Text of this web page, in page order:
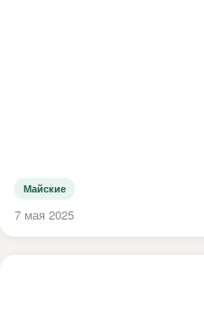
Майские
7 мая 2025